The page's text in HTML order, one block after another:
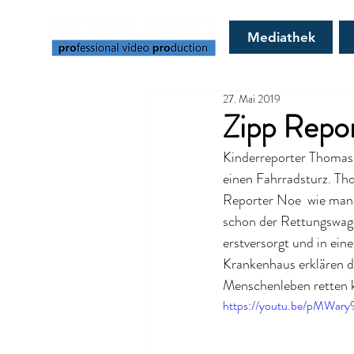
Mediathek
Zipp
27. Mai 2019
Kinderreporter
einen Fahrradsturz.
Reporter Noe  wie
schon der
erstversorgt und in
Krankenhaus erklären
Menschenleben retten
https://youtu.be/